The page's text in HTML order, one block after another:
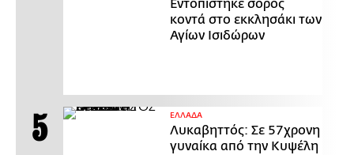
Εντοπίστηκε σορός
κοντά στο εκκλησάκι των
Αγίων Ισιδώρων
ΕΛΛΑΔΑ
Λυκαβηττός: Σε 57χρονη
γυναίκα από την Κυψέλη